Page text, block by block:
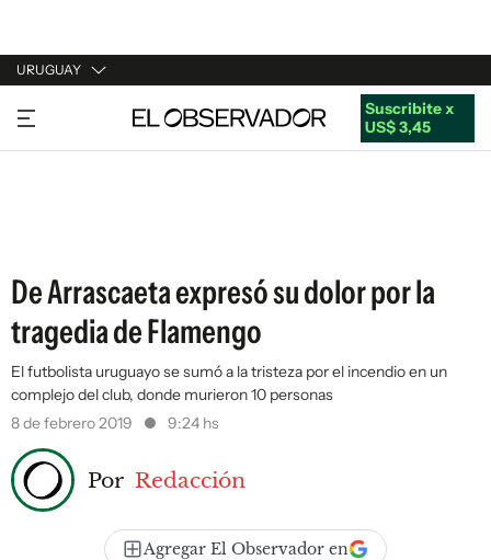
URUGUAY
URUGUAY
ARGENTINA
Suscribite x
US$ 3,45
De Arrascaeta expresó su dolor por la
tragedia de Flamengo
El futbolista uruguayo se sumó a la tristeza por el incendio en un
complejo del club, donde murieron 10 personas
8 de febrero 2019
9:24 hs
Por Redacción
Agregar El Observador en